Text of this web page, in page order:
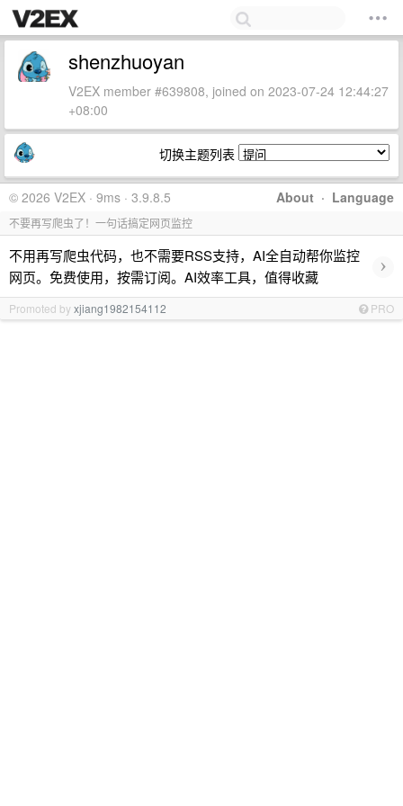
shenzhuoyan
V2EX member #639808, joined on 2023-07-24 12:44:27
+08:00
切换主题列表
About · Language
© 2026 V2EX · 9ms · 3.9.8.5
不要再写爬虫了！一句话搞定网页监控
不用再写爬虫代码，也不需要RSS支持，AI全自动帮你监控
网页。免费使用，按需订阅。AI效率工具，值得收藏
›
Promoted byxjiang1982154112 PRO